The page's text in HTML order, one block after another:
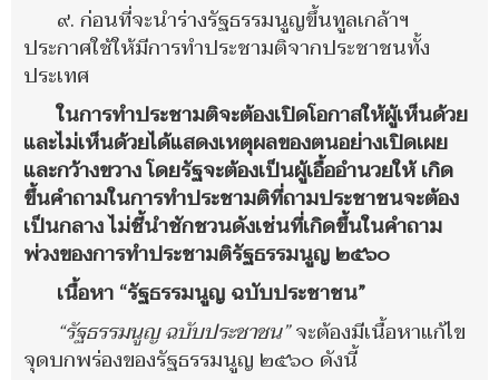
๙. ก่อนที่จะนำร่างรัฐธรรมนูญขึ้นทูลเกล้าฯ
ประกาศใช้ให้มีการทำประชามติจากประชาชนทั้ง
ประเทศ
ในการทำประชามติจะต้องเปิดโอกาสให้ผู้เห็นด้วย
และไม่เห็นด้วยได้แสดงเหตุผลของตนอย่างเปิดเผย
และกว้างขวาง โดยรัฐจะต้องเป็นผู้เอื้ออำนวยให้ เกิด
ขึ้นคำถามในการทำประชามติที่ถามประชาชนจะต้อง
เป็นกลาง ไม่ชี้นำชักชวนดังเช่นที่เกิดขึ้นในคำถาม
พ่วงของการทำประชามติรัฐธรรมนูญ ๒๕๖๐
เนื้อหา “รัฐธรรมนูญ ฉบับประชาชน”
“รัฐธรรมนูญ ฉบับประชาชน”จะต้องมีเนื้อหาแก้ไข
จุดบกพร่องของรัฐธรรมนูญ ๒๕๖๐ ดังนี้